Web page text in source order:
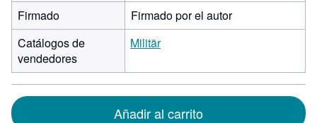
Firmado
Firmado por el autor
Catálogos de
vendedores
Militär
Añadir al carrito